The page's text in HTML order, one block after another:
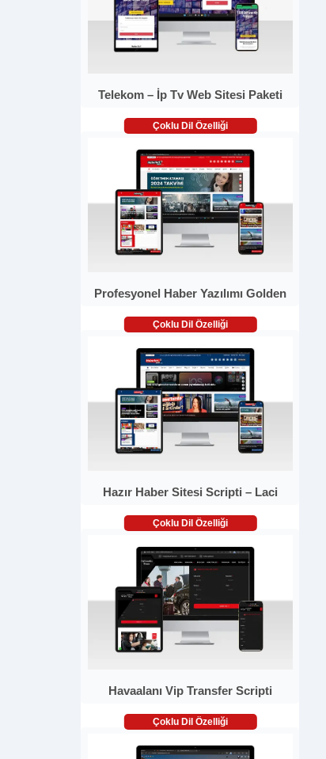
Telekom – İp Tv Web Sitesi Paketi
Çoklu Dil Özelliği
Profesyonel Haber Yazılımı Golden
Çoklu Dil Özelliği
Hazır Haber Sitesi Scripti – Laci
Çoklu Dil Özelliği
Havaalanı Vip Transfer Scripti
Çoklu Dil Özelliği